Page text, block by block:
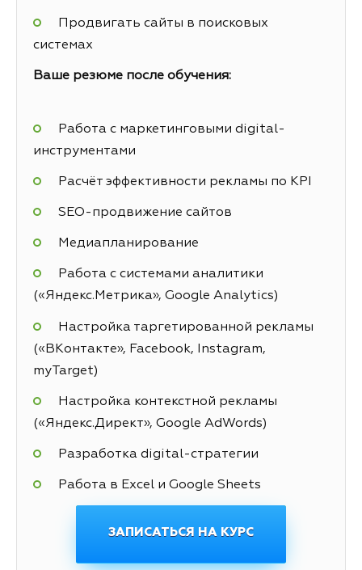
Продвигать сайты в поисковых
системах
Ваше резюме после обучения:
Работа с маркетинговыми digital-
инструментами
Расчёт эффективности рекламы по KPI
SEO-продвижение сайтов
Медиапланирование
Работа с системами аналитики
(«Яндекс.Метрика», Google Analytics)
Настройка таргетированной рекламы
(«ВКонтакте», Facebook, Instagram,
myTarget)
Настройка контекстной рекламы
(«Яндекс.Директ», Google AdWords)
Разработка digital-стратегии
Работа в Excel и Google Sheets
ЗАПИСАТЬСЯ НА КУРС